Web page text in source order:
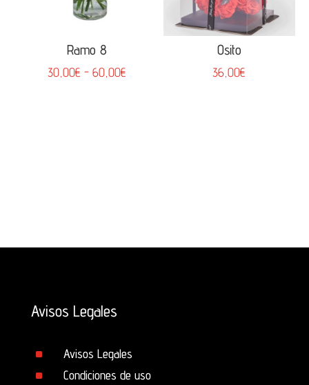
Ramo 8
30,00€ - 60,00€Rango
Osito
36,00€
Avisos Legales
^ Avisos Legales
^ Condiciones de uso